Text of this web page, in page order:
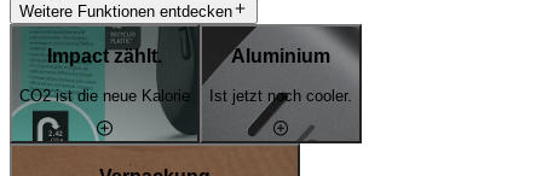
Weitere Funktionen entdecken
Impact zählt.
CO2 ist die neue Kalorie
Aluminium
Ist jetzt noch cooler.